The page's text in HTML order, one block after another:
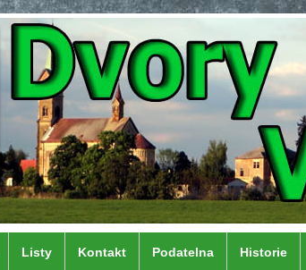
Listy Kontakt Podatelna Historie